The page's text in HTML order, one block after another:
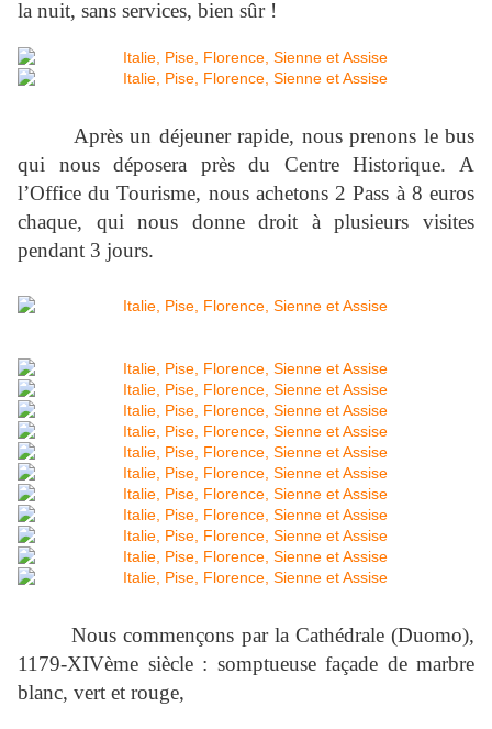
la nuit, sans services, bien sûr !
Après un déjeuner rapide, nous prenons le bus
qui nous déposera près du Centre Historique. A
l’Office du Tourisme, nous achetons 2 Pass à 8 euros
chaque, qui nous donne droit à plusieurs visites
pendant 3 jours.
Nous commençons par la Cathédrale (Duomo),
1179-XIVème siècle : somptueuse façade de marbre
blanc, vert et rouge,